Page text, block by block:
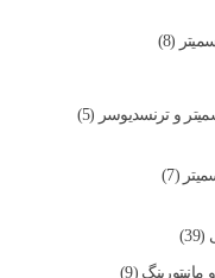
8
و ترنسدیوسر 5
7
39
9